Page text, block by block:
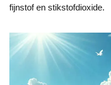
fijnstof en stikstofdioxide.